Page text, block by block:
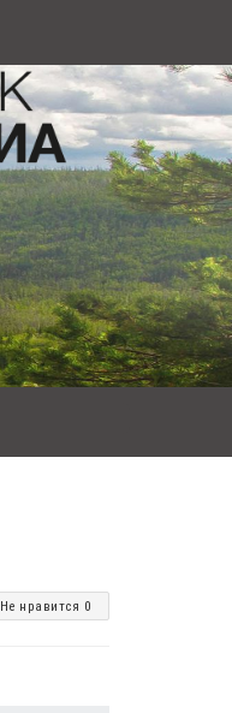
Не нравится 0